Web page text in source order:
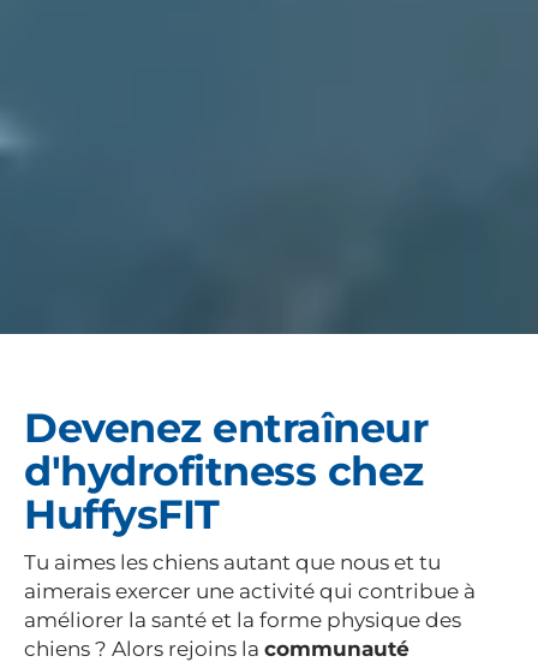
Devenez entraîneur
d'hydrofitness chez
HuffysFIT
Tu aimes les chiens autant que nous et tu
aimerais exercer une activité qui contribue à
améliorer la santé et la forme physique des
chiens ? Alors rejoins la communauté